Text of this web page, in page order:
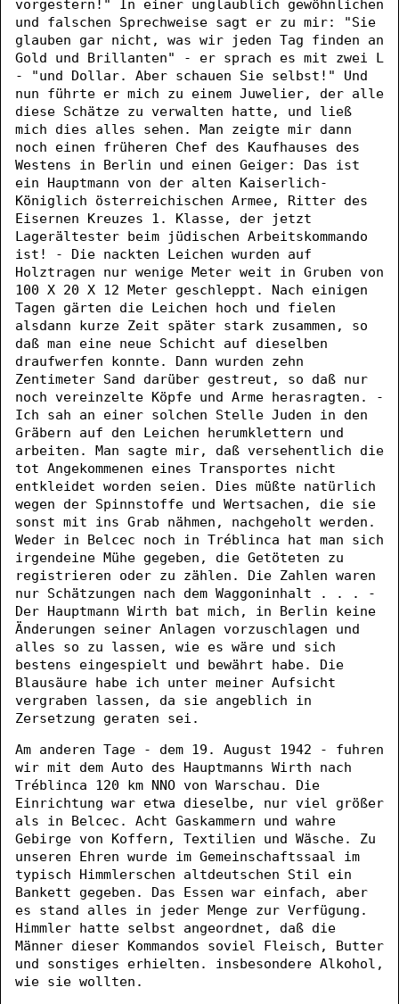
vorgestern!" In einer unglaublich gewöhnlichen
und falschen Sprechweise sagt er zu mir: "Sie
glauben gar nicht, was wir jeden Tag finden an
Gold und Brillanten" - er sprach es mit zwei L
- "und Dollar. Aber schauen Sie selbst!" Und
nun führte er mich zu einem Juwelier, der alle
diese Schätze zu verwalten hatte, und ließ
mich dies alles sehen. Man zeigte mir dann
noch einen früheren Chef des Kaufhauses des
Westens in Berlin und einen Geiger: Das ist
ein Hauptmann von der alten Kaiserlich-
Königlich österreichischen Armee, Ritter des
Eisernen Kreuzes 1. Klasse, der jetzt
Lagerältester beim jüdischen Arbeitskommando
ist! - Die nackten Leichen wurden auf
Holztragen nur wenige Meter weit in Gruben von
100 X 20 X 12 Meter geschleppt. Nach einigen
Tagen gärten die Leichen hoch und fielen
alsdann kurze Zeit später stark zusammen, so
daß man eine neue Schicht auf dieselben
draufwerfen konnte. Dann wurden zehn
Zentimeter Sand darüber gestreut, so daß nur
noch vereinzelte Köpfe und Arme herasragten. -
Ich sah an einer solchen Stelle Juden in den
Gräbern auf den Leichen herumklettern und
arbeiten. Man sagte mir, daß versehentlich die
tot Angekommenen eines Transportes nicht
entkleidet worden seien. Dies müßte natürlich
wegen der Spinnstoffe und Wertsachen, die sie
sonst mit ins Grab nähmen, nachgeholt werden.
Weder in Belcec noch in Tréblinca hat man sich
irgendeine Mühe gegeben, die Getöteten zu
registrieren oder zu zählen. Die Zahlen waren
nur Schätzungen nach dem Waggoninhalt . . . -
Der Hauptmann Wirth bat mich, in Berlin keine
Änderungen seiner Anlagen vorzuschlagen und
alles so zu lassen, wie es wäre und sich
bestens eingespielt und bewährt habe. Die
Blausäure habe ich unter meiner Aufsicht
vergraben lassen, da sie angeblich in
Zersetzung geraten sei.
Am anderen Tage - dem 19. August 1942 - fuhren
wir mit dem Auto des Hauptmanns Wirth nach
Tréblinca 120 km NNO von Warschau. Die
Einrichtung war etwa dieselbe, nur viel größer
als in Belcec. Acht Gaskammern und wahre
Gebirge von Koffern, Textilien und Wäsche. Zu
unseren Ehren wurde im Gemeinschaftssaal im
typisch Himmlerschen altdeutschen Stil ein
Bankett gegeben. Das Essen war einfach, aber
es stand alles in jeder Menge zur Verfügung.
Himmler hatte selbst angeordnet, daß die
Männer dieser Kommandos soviel Fleisch, Butter
und sonstiges erhielten. insbesondere Alkohol,
wie sie wollten.